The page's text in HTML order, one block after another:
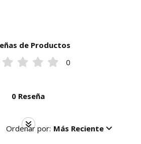
de Productos
0
0 Reseña
Ordenar por: Más Reciente